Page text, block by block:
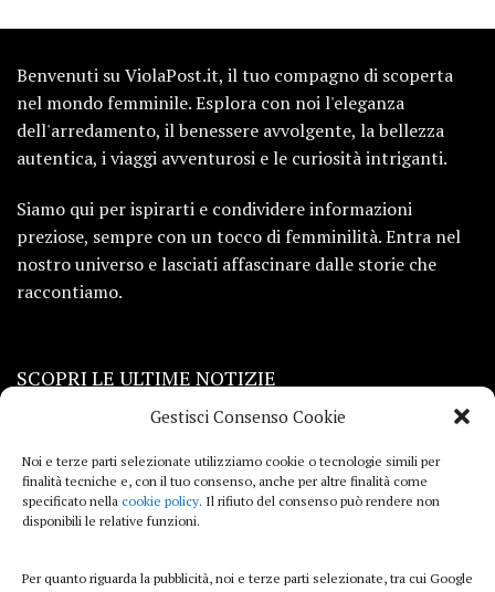
Gestisci Consenso Cookie
Noi e terze parti selezionate utilizziamo cookie o tecnologie simili per
finalità tecniche e, con il tuo consenso, anche per altre finalità come
specificato nella cookie policy. Il rifiuto del consenso può rendere non
disponibili le relative funzioni.
Per quanto riguarda la pubblicità, noi e terze parti selezionate, tra cui Google
Benvenuti su ViolaPost.it, il tuo compagno di scoperta
nel mondo femminile. Esplora con noi l'eleganza
dell'arredamento, il benessere avvolgente, la bellezza
autentica, i viaggi avventurosi e le curiosità intriganti.
Siamo qui per ispirarti e condividere informazioni
preziose, sempre con un tocco di femminilità. Entra nel
nostro universo e lasciati affascinare dalle storie che
raccontiamo.
SCOPRI LE ULTIME NOTIZIE
Viaggi
Beauty e benessere